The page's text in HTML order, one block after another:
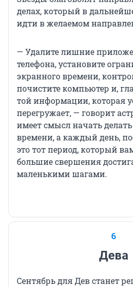
делах, который в
идти в желаемом
— Удалите лишние
телефона, установите
экранного времени,
почистите компьютер и,
той информации, которая
перегружает, — говорит
имеет смысл начать
времени, а каждый день,
это тот период, который
большие свершения
маленькими шагами.
6
Дева
Сентябрь для Дев станет